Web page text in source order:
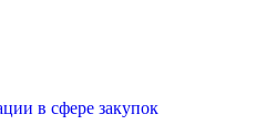
в сфере закупок